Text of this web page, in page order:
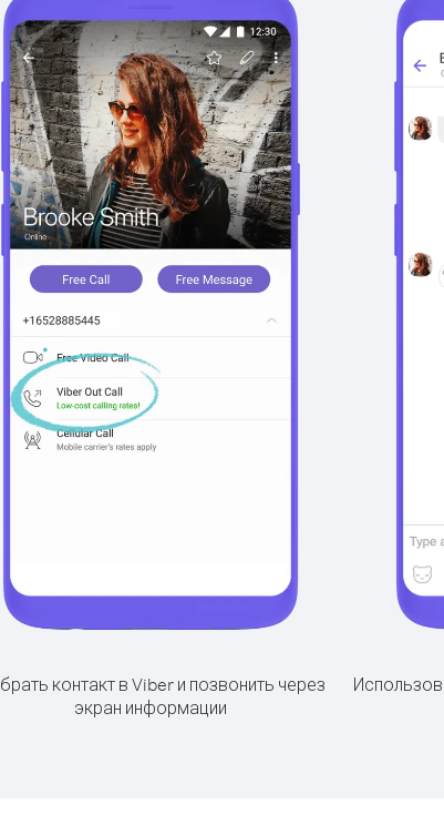
контакт в Viber и позвонить через
экран информации